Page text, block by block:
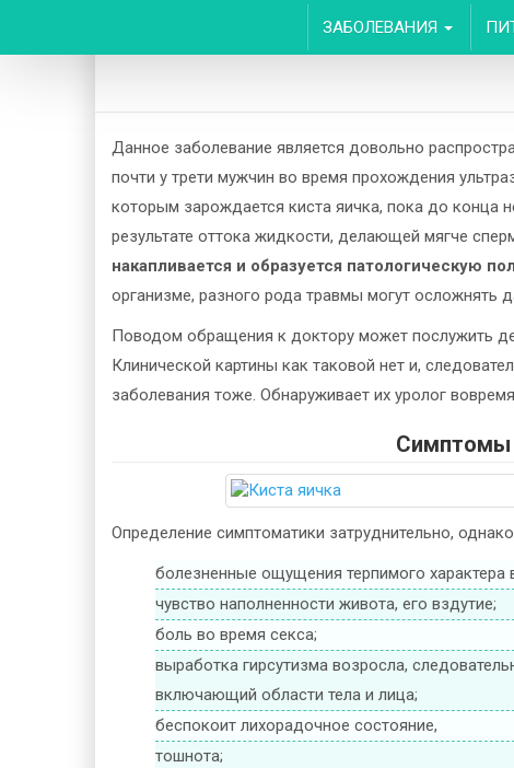
ЗАБОЛЕВАНИЯ
Данное заболевание является довольно
почти у трети мужчин во время прохождения
которым зарождается киста яичка, пока до конца
результате оттока жидкости, делающей мягче
накапливается и образуется патологическую
организме, разного рода травмы могут осложнять
Поводом обращения к доктору может послужить
Клинической картины как таковой нет и,
заболевания тоже. Обнаруживает их уролог
Симптомы
Определение симптоматики затруднительно,
болезненные ощущения терпимого характера
чувство наполненности живота, его вздутие;
боль во время секса;
выработка гирсутизма возросла,
включающий области тела и лица;
беспокоит лихорадочное состояние,
тошнота;